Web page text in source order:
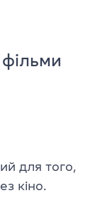
для того,
кіно.